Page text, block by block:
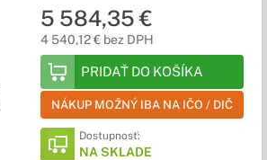
5 584,35 €
4 540,12 € bez DPH
PRIDAŤ DO KOŠÍKA
NÁKUP MOŽNÝ IBA NA IČO / DIČ
Dostupnosť:
NA SKLADE